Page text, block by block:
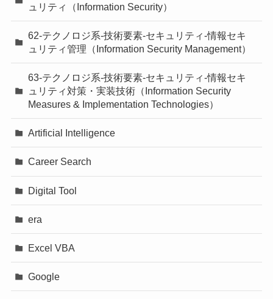
ュリティ（Information Security）
62-テクノロジ系-技術要素-セキュリティ-情報セキ
ュリティ管理（Information Security Management）
63-テクノロジ系-技術要素-セキュリティ-情報セキ
ュリティ対策・実装技術（Information Security
Measures & Implementation Technologies）
Artificial Intelligence
Career Search
Digital Tool
era
Excel VBA
Google